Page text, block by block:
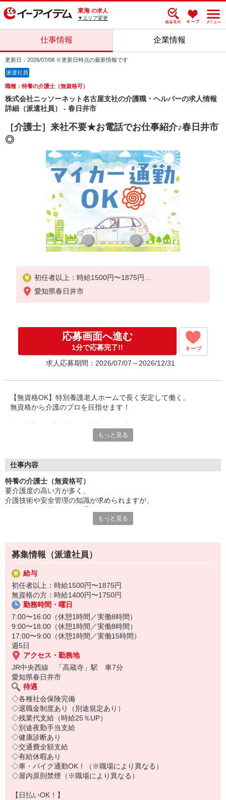
東海 の求人
▼エリア変更
仕事情報 企業情報
更新日：2026/07/08 ※更新日時点の最新情報です
派遣社員
職種：特養の介護士（無資格可）
株式会社ニッソーネット名古屋支社の介護職・ヘルパーの求人情報
詳細（派遣社員） - 春日井市
［介護士］来社不要★お電話でお仕事紹介♪春日井市
◎
初任者以上：時給1500円〜1875円
無資格の方：時給1400円〜1750円
愛知県春日井市
応募画面へ進む
1分で応募完了!! キープ
求人応募期間：2026/07/07～2026/12/31
【無資格OK】特別養護老人ホームで長く安定して働く。
無資格から介護のプロを目指せます！
チームメンバーとして歓迎します！
「人の役に立ちたい」気持ちを活かせます。
ブランクのある方も歓迎。
まずは気軽にお話を聞きに来てください！
ご応募をお待ちしております！
もっと見る
仕事内容
特養の介護士（無資格可）
要介護度の高い方が多く、
介護技術や安全管理の知識が求められますが、
日々スキルアップが可能です◎
無資格からでもスタート可能な案件ですので、
利用者さまとの関係性を大切にしながら、
日々の生活を支える役割をお願いします！
もっと見る
募集情報（派遣社員）
給与
初任者以上：時給1500円〜1875円
無資格の方：時給1400円〜1750円
勤務時間・曜日
7:00〜16:00（休憩1時間／実働8時間）
9:00〜18:00（休憩1時間／実働8時間）
17:00〜9:00（休憩1時間／実働15時間）
週5日
アクセス・勤務地
JR中央西線 「高蔵寺」駅 車7分
愛知県春日井市
待遇
◇各種社会保険完備
◇退職金制度あり（別途規定あり）
◇残業代支給（時給25％UP）
◇別途夜勤手当支給
◇健康診断あり
◇交通費全額支給
◇有給休暇あり
◇車・バイク通勤OK！（※職場により異なる）
◇屋内原則禁煙（※職場により異なる）
【日払いOK！】